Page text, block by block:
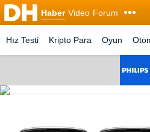
Haber Video Forum
Hız Testi Kripto Para Oyun